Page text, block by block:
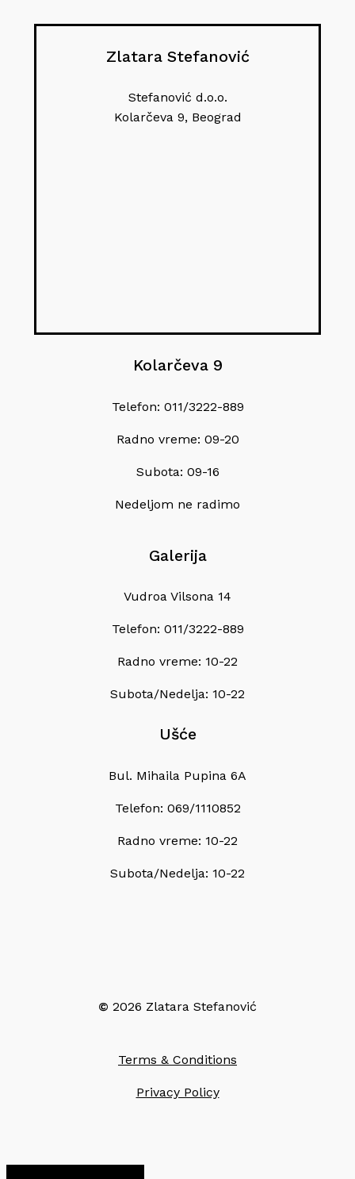
Zlatara Stefanović
Stefanović d.o.o.
Kolarčeva 9, Beograd
Kolarčeva 9
Telefon: 011/3222-889
Radno vreme: 09-20
Subota: 09-16
Nedeljom ne radimo
Galerija
Vudroa Vilsona 14
Telefon: 011/3222-889
Radno vreme: 10-22
Subota/Nedelja: 10-22
Ušće
Bul. Mihaila Pupina 6A
Telefon: 069/1110852
Radno vreme: 10-22
Subota/Nedelja: 10-22
© 2026 Zlatara Stefanović
Terms & Conditions
Privacy Policy